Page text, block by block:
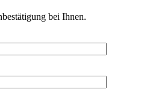
bei Ihnen.